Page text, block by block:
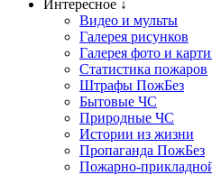
Интересное ↓
Видео и мульты
Галерея рисунков
Галерея фото и
Статистика пожаров
Штрафы ПожБез
Бытовые ЧС
Природные ЧС
Истории из жизни
Пропаганда ПожБез
Пожарно-